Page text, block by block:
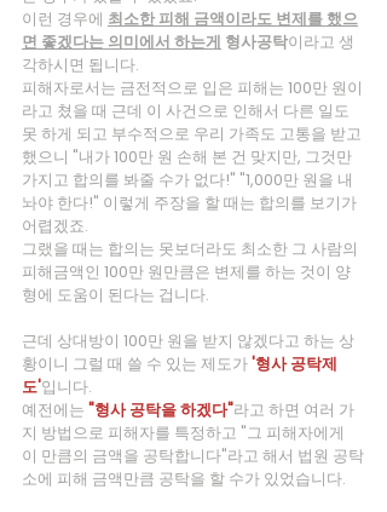
이런 경우에 최소한 피해 금액이라도 변제를 했으
면 좋겠다는 의미에서 하는게 형사공탁이라고 생
각하시면 됩니다.
피해자로서는 금전적으로 입은 피해는 100만 원이
라고 쳤을 때 근데 이 사건으로 인해서 다른 일도
못 하게 되고 부수적으로 우리 가족도 고통을 받고
했으니 "내가 100만 원 손해 본 건 맞지만, 그것만
가지고 합의를 봐줄 수가 없다!" "1,000만 원을 내
놔야 한다!" 이렇게 주장을 할 때는 합의를 보기가
어렵겠죠.
그랬을 때는 합의는 못보더라도 최소한 그 사람의
피해금액인 100만 원만큼은 변제를 하는 것이 양
형에 도움이 된다는 겁니다.
근데 상대방이 100만 원을 받지 않겠다고 하는 상
황이니 그럴 때 쓸 수 있는 제도가 '형사 공탁제
도'입니다.
예전에는 "형사 공탁을 하겠다"라고 하면 여러 가
지 방법으로 피해자를 특정하고 "그 피해자에게
이 만큼의 금액을 공탁합니다"라고 해서 법원 공탁
소에 피해 금액만큼 공탁을 할 수가 있었습니다.